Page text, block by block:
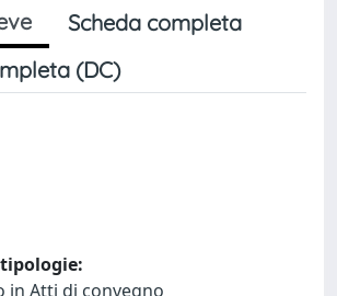
Scheda completa
(DC)
in Atti di convegno